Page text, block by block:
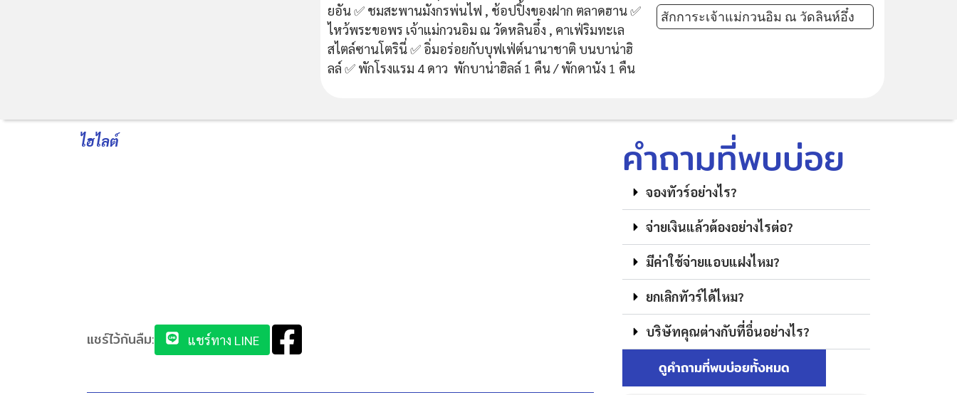
ยอัน ✅ ชมสะพานมังกรพ่นไฟ , ช้อปปิ้งของฝาก ตลาดฮาน ✅
ไหว้พระขอพร เจ้าแม่กวนอิม ณ วัดหลินอึ๋ง , คาเฟ่ริมทะเล
สไตล์ซานโตรินี่ ✅ อิ่มอร่อยกับบุฟเฟ่ต์นานาชาติ บนบาน่าฮิ
ลล์ ✅ พักโรงแรม 4 ดาว พักบาน่าฮิลล์ 1 คืน / พักดานัง 1 คืน
สักการะเจ้าแม่กวนอิม ณ วัดลินห์อึ๋ง
ไฮไลต์
แชร์ไว้กันลืม: แชร์ทาง LINE
คำถามที่พบบ่อย
จองทัวร์อย่างไร?
จ่ายเงินแล้วต้องอย่างไรต่อ?
มีค่าใช้จ่ายแอบแฝงไหม?
ยกเลิกทัวร์ได้ไหม?
บริษัทคุณต่างกับที่อื่นอย่างไร?
ดูคำถามที่พบบ่อยทั้งหมด